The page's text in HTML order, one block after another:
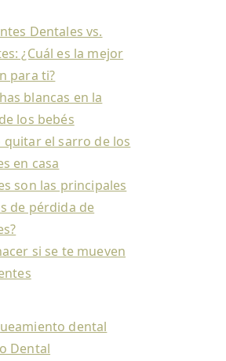
Dentales vs.
¿Cuál es la mejor
para ti?
blancas en la
los bebés
quitar el sarro de los
en casa
son las principales
de pérdida de
si se te mueven
dental
Dental